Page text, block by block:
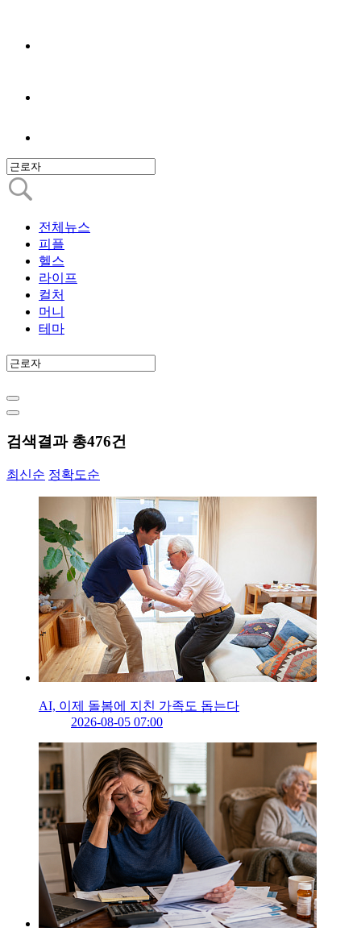
전체뉴스
피플
헬스
라이프
컬처
머니
테마
검색결과 총476건
최신순 정확도순
AI, 이제 돌봄에 지친 가족도 돕는다
2026-08-05 07:00